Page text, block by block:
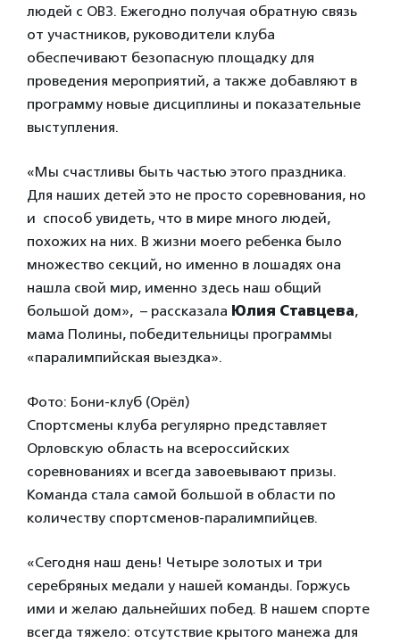
людей с ОВЗ. Ежегодно получая обратную связь
от участников, руководители клуба
обеспечивают безопасную площадку для
проведения мероприятий, а также добавляют в
программу новые дисциплины и показательные
выступления.
«Мы счастливы быть частью этого праздника.
Для наших детей это не просто соревнования, но
и способ увидеть, что в мире много людей,
похожих на них. В жизни моего ребенка было
множество секций, но именно в лошадях она
нашла свой мир, именно здесь наш общий
большой дом», – рассказала Юлия Ставцева,
мама Полины, победительницы программы
«паралимпийская выездка».
Фото: Бони-клуб (Орёл)
Спортсмены клуба регулярно представляет
Орловскую область на всероссийских
соревнованиях и всегда завоевывают призы.
Команда стала самой большой в области по
количеству спортсменов-паралимпийцев.
«Сегодня наш день! Четыре золотых и три
серебряных медали у нашей команды. Горжусь
ими и желаю дальнейших побед. В нашем спорте
всегда тяжело: отсутствие крытого манежа для